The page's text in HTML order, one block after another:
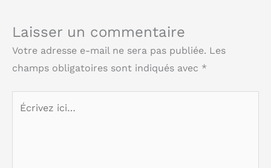
Laisser un commentaire
Votre adresse e-mail ne sera pas publiée. Les
champs obligatoires sont indiqués avec *
Écrivez